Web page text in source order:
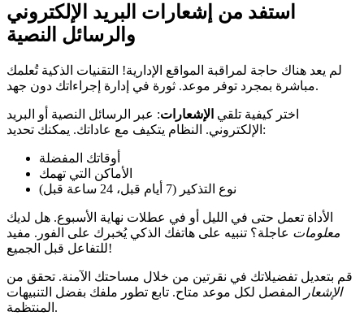
استفد من إشعارات البريد الإلكتروني
والرسائل النصية
لم يعد هناك حاجة لمراقبة المواقع الإدارية! التقنيات الذكية تُعلمك
مباشرة بمجرد توفر موعد. ثورة في إدارة إجراءاتك دون جهد.
اختر كيفية تلقي الإشعارات: عبر الرسائل النصية أو البريد
الإلكتروني. النظام يتكيف مع عاداتك. يمكنك تحديد:
أوقاتك المفضلة
الأماكن التي تهمك
نوع التذكير (7 أيام قبل، 24 ساعة قبل)
الأداة تعمل حتى في الليل أو في عطلات نهاية الأسبوع. هل لديك
معلومات عاجلة؟ تنبيه على هاتفك الذكي يُخبرك على الفور. مفيد
للتفاعل قبل الجميع!
قم بتعديل تفضيلاتك في نقرتين من خلال مساحتك الآمنة. تحقق من
الإشعار
المفصل لكل موعد متاح. تابع تطور ملفك بفضل التنبيهات
المنتظمة.